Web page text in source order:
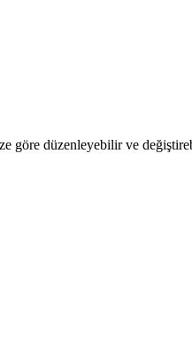
göre düzenleyebilir ve